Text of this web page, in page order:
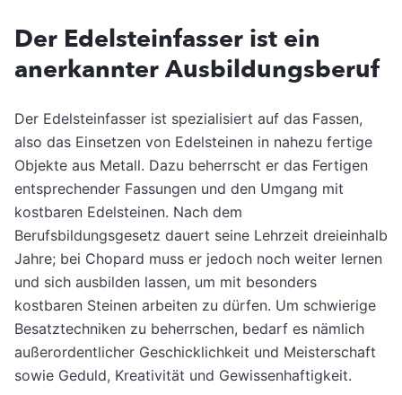
Der Edelsteinfasser ist ein
anerkannter Ausbildungsberuf
Der Edelsteinfasser ist spezialisiert auf das Fassen,
also das Einsetzen von Edelsteinen in nahezu fertige
Objekte aus Metall. Dazu beherrscht er das Fertigen
entsprechender Fassungen und den Umgang mit
kostbaren Edelsteinen. Nach dem
Berufsbildungsgesetz dauert seine Lehrzeit dreieinhalb
Jahre; bei Chopard muss er jedoch noch weiter lernen
und sich ausbilden lassen, um mit besonders
kostbaren Steinen arbeiten zu dürfen. Um schwierige
Besatztechniken zu beherrschen, bedarf es nämlich
außerordentlicher Geschicklichkeit und Meisterschaft
sowie Geduld, Kreativität und Gewissenhaftigkeit.